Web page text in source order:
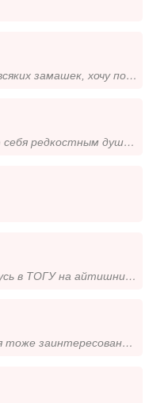
Простой парень, без всяких замашек, хочу познакомиться с девушкой, для с. о.
Работаю в IT, считаю себя редкостным душнилой, но это не мешает мне любить юмор категории B. У меня есть печеньки, правд...
Я обычный парень. Учусь в ТОГУ на айтишника. Увлекаюсь электроникой и программированием. Люблю посидеть временами за ком...
Ищу девушку, которая тоже заинтересована в отношениях. Я интересуюсь технологиями, космосом, психологией, музыкой, аниме...